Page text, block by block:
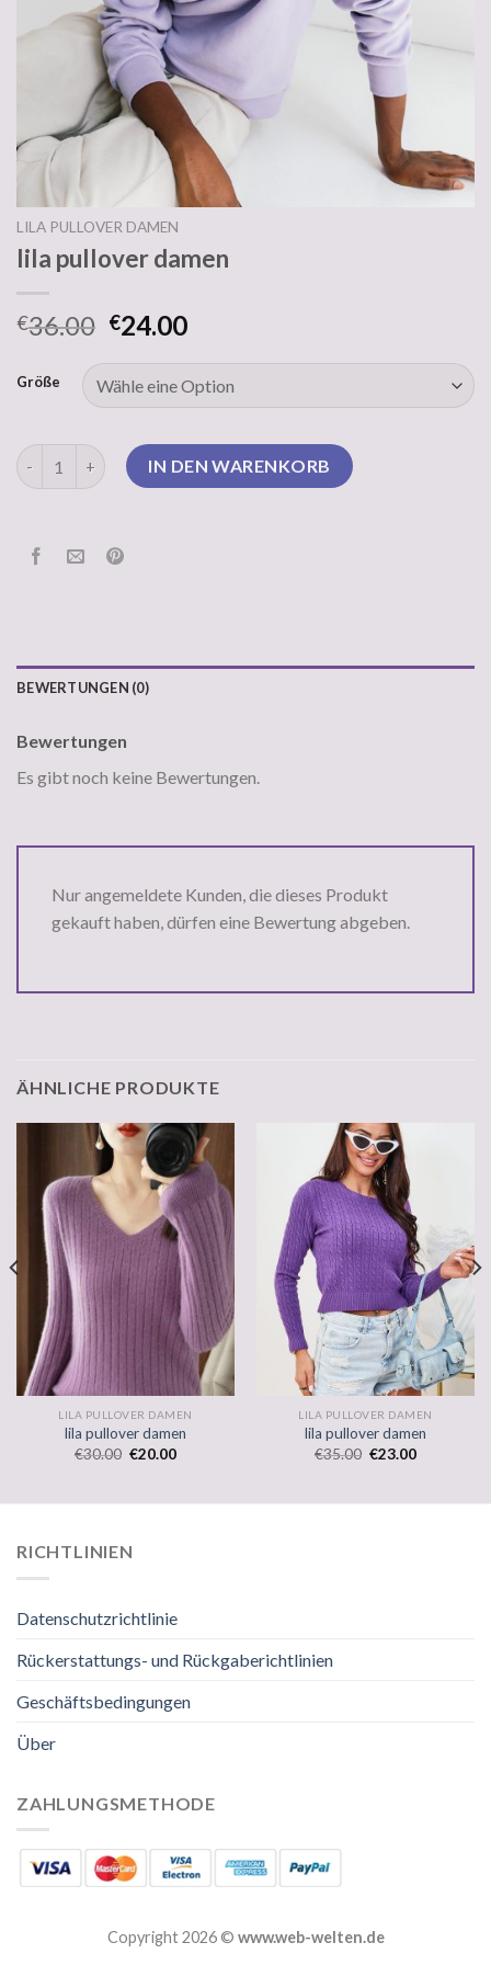
LILA PULLOVER DAMEN
lila pullover damen
€36.00 €24.00
Größe
lila pullover damen MengeIN DEN WARENKORB
BEWERTUNGEN (0)
Bewertungen
Es gibt noch keine Bewertungen.
Nur angemeldete Kunden, die dieses Produkt
gekauft haben, dürfen eine Bewertung abgeben.
ÄHNLICHE PRODUKTE
LILA PULLOVER DAMEN
lila pullover damen
€30.00 €20.00
LILA PULLOVER DAMEN
lila pullover damen
€35.00 €23.00
RICHTLINIEN
Datenschutzrichtlinie
Rückerstattungs- und Rückgaberichtlinien
Geschäftsbedingungen
Über
ZAHLUNGSMETHODE
Copyright 2026 © www.web-welten.de